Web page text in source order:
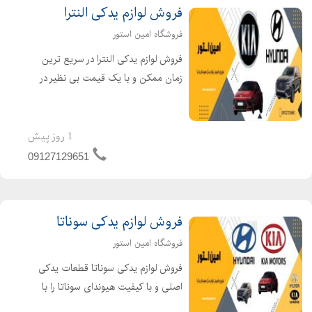
فروش لوازم یدکی النترا
فروشگاه امین استور
فروش لوازم یدکی النترا در سریع ترین
زمان ممکن و با یک قیمت بی نظیر در
قطعات یدکی اصلی و با کیفیت، بهترین
1 روز پیش
09127129651
فروش لوازم یدکی سوناتا
فروشگاه امین استور
فروش لوازم یدکی سوناتا قطعات یدکی
اصلی و با کیفیت هیوندای سوناتا را با